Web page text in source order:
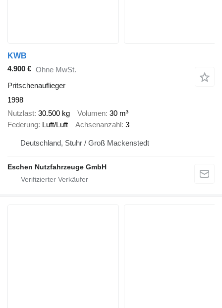
KWB
4.900 € Ohne MwSt.
Pritschenauflieger
1998
Nutzlast 30.500 kg Volumen 30 m³
Federung Luft/Luft Achsenanzahl 3
Deutschland, Stuhr / Groß Mackenstedt
Eschen Nutzfahrzeuge GmbH